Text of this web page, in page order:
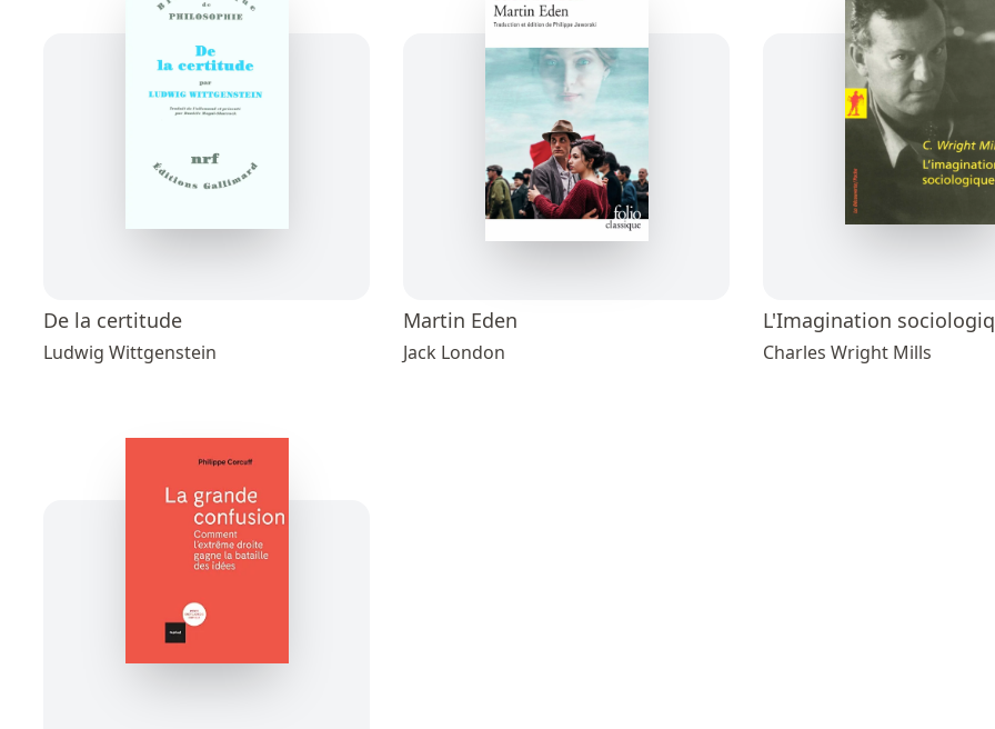
De la certitude
Ludwig Wittgenstein
Martin Eden
Jack London
L'Imagination
Charles Wright Mills
Prix littéraires